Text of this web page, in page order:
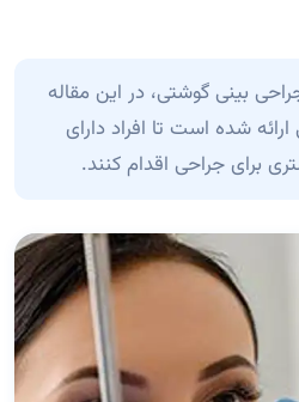
بینی گوشتی، در این مقاله
شده است تا افراد دارای
برای جراحی اقدام کنند.